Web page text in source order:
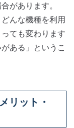
があります。
んな機種を利用
ても変わります
ある」というこ
リット・